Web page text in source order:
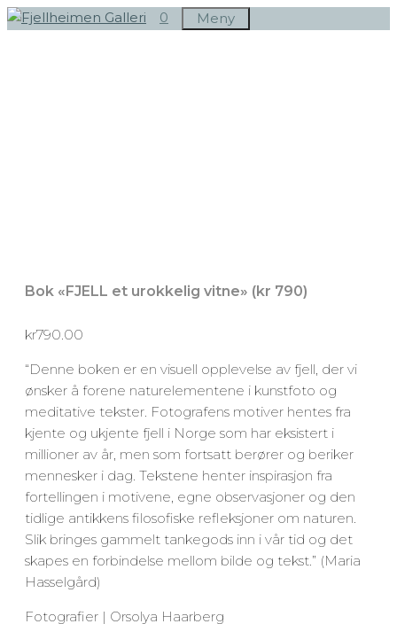
Hopp
0 Meny
Bok «FJELL et urokkelig vitne» (kr 790)
kr790.00
“Denne boken er en visuell opplevelse av fjell, der vi
ønsker å forene naturelementene i kunstfoto og
meditative tekster. Fotografens motiver hentes fra
kjente og ukjente fjell i Norge som har eksistert i
millioner av år, men som fortsatt berører og beriker
mennesker i dag. Tekstene henter inspirasjon fra
fortellingen i motivene, egne observasjoner og den
tidlige antikkens filosofiske refleksjoner om naturen.
Slik bringes gammelt tankegods inn i vår tid og det
skapes en forbindelse mellom bilde og tekst.” (Maria
Hasselgård)
Fotografier | Orsolya Haarberg